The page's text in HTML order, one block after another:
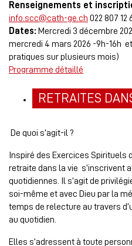
Renseignements et
info.scc@cath-ge.ch 022 807 12
Dates: Mercredi 3 décembre
mercredi 4 mars 2026 -9h-16h
pratiques sur plusieurs mois)
Programme détaillé
RETRAITES
De quoi s’agit-il ?
Inspiré des Exercices Spirituels
retraite dans la vie s’inscrivent
quotidiennes. Il s’agit de
soi-même et avec Dieu par la
temps de relecture au travers
au quotidien.
Elles s’adressent à toute